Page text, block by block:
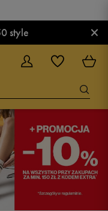
style ×